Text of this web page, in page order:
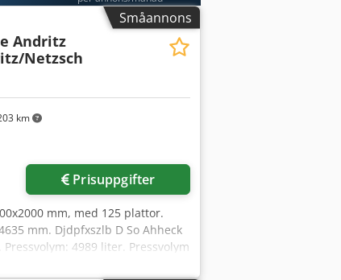
Småannons
km
Andritz
Netzsch
Prisuppgifter
mm, med 125 plattor.
mm. Djdpfxszlb D So Ahheck
4989 liter. Pressvolym